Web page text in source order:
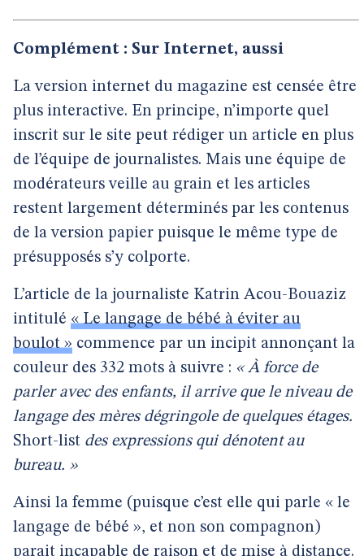
Complément : Sur Internet, aussi
La version internet du magazine est censée être
plus interactive. En principe, n’importe quel
inscrit sur le site peut rédiger un article en plus
de l’équipe de journalistes. Mais une équipe de
modérateurs veille au grain et les articles
restent largement déterminés par les contenus
de la version papier puisque le même type de
présupposés s’y colporte.
L’article de la journaliste Katrin Acou-Bouaziz
intitulé « Le langage de bébé à éviter au
boulot » commence par un incipit annonçant la
couleur des 332 mots à suivre : « À force de
parler avec des enfants, il arrive que le niveau de
langage des mères dégringole de quelques étages.
Short-list des expressions qui dénotent au
bureau. »
Ainsi la femme (puisque c’est elle qui parle « le
langage de bébé », et non son compagnon)
parait incapable de raison et de mise à distance.